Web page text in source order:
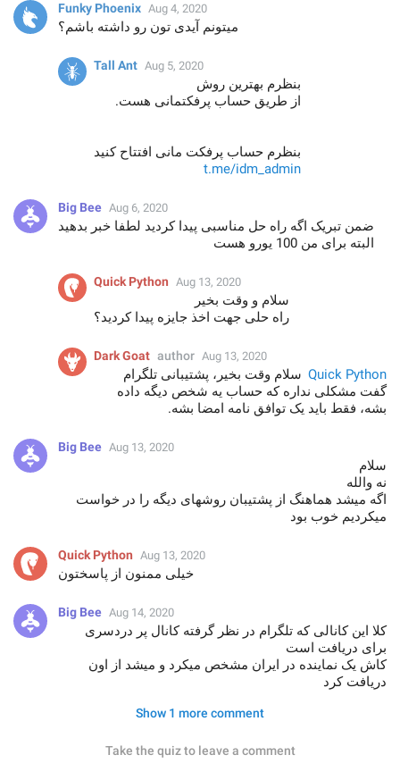
Funky Phoenix Aug 4, 2020
میتونم آیدی تون رو داشته باشم؟
Tall Ant Aug 5, 2020
بنظرم بهترین روش
از طریق حساب پرفکتمانی هست.
بنظرم حساب پرفکت مانی افتتاح کنید
t.me/idm_admin
Big Bee Aug 6, 2020
ضمن تبریک اگه راه حل مناسبی پیدا کردید لطفا خبر بدهید
البته برای من 100 یورو هست
Quick Python Aug 13, 2020
سلام و وقت بخیر
راه حلی جهت اخذ جایزه پیدا کردید؟
Dark Goat author Aug 13, 2020
Quick Python سلام وقت بخیر، پشتیبانی تلگرام
گفت مشکلی نداره که حساب یه شخص دیگه داده
بشه، فقط باید یک توافق نامه امضا بشه.
Big Bee Aug 13, 2020
سلام
نه والله
اگه میشد هماهنگ از پشتیبان روشهای دیگه را در خواست
میکردیم خوب بود
Quick Python Aug 13, 2020
خیلی ممنون از پاسختون
Big Bee Aug 14, 2020
کلا این کانالی که تلگرام در نظر گرفته کانال پر دردسری
برای دریافت است
کاش یک نماینده در ایران مشخص میکرد و میشد از اون
دریافت کرد
Show 1 more comment
Take the quiz to leave a comment